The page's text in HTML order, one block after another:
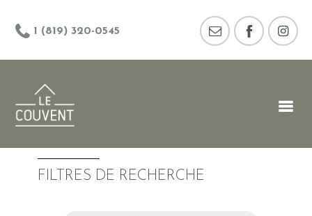
1 (819) 320-0545
FILTRES DE RECHERCHE